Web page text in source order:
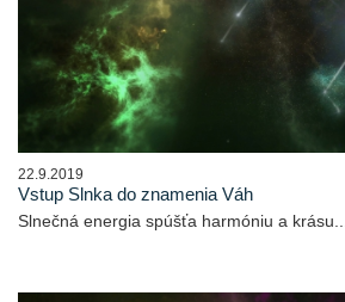
22.9.2019
Vstup Slnka do znamenia Váh
Slnečná energia spúšťa harmóniu a krásu...